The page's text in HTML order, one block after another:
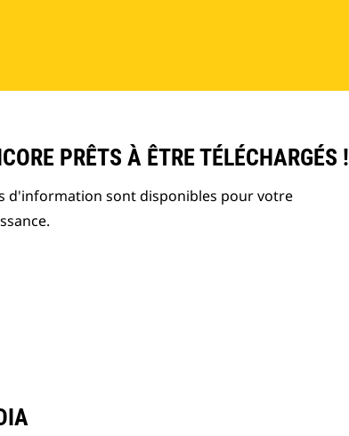
PRÊTS À ÊTRE TÉLÉCHARGÉS !
d'information sont disponibles pour votre